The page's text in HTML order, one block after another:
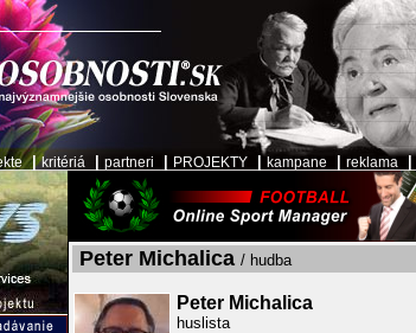
|kritériá partneri PROJEKTY kampane reklama
Peter Michalica / hudba
Peter Michalica
huslista